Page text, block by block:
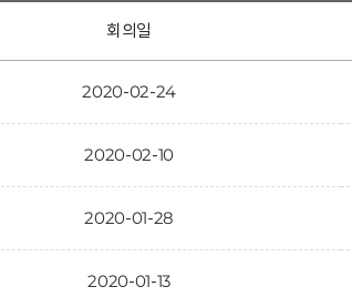
회의일
2020-02-24
2020-02-10
2020-01-28
2020-01-13